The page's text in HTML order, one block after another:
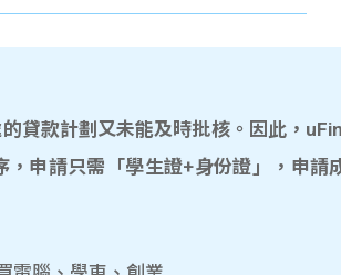
貸款計劃又未能及時批核。因此，
申請只需「學生證+身份證」，申請